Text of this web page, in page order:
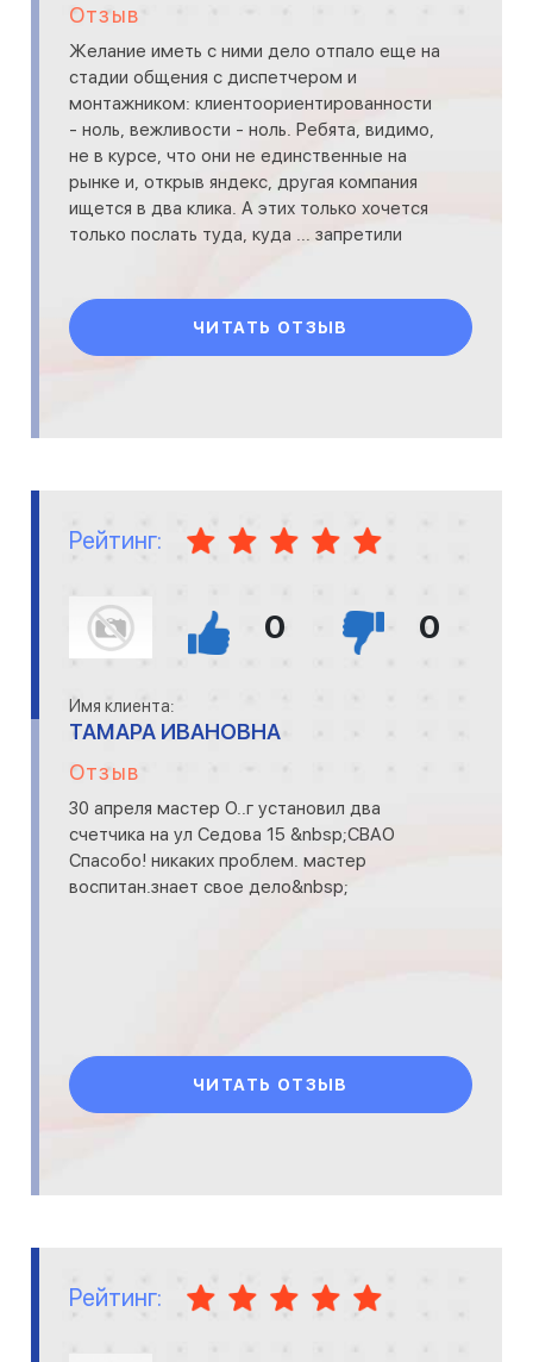
Отзыв
Желание иметь с ними дело отпало еще на
стадии общения с диспетчером и
монтажником: клиентоориентированности
- ноль, вежливости - ноль. Ребята, видимо,
не в курсе, что они не единственные на
рынке и, открыв яндекс, другая компания
ищется в два клика. А этих только хочется
только послать туда, куда ... запретили
ЧИТАТЬ ОТЗЫВ
Рейтинг:
0 0
Имя клиента:
ТАМАРА ИВАНОВНА
Отзыв
30 апреля мастер О..г установил два
счетчика на ул Седова 15 &nbsp;СВАО
Спасобо! никаких проблем. мастер
воспитан.знает свое дело&nbsp;
ЧИТАТЬ ОТЗЫВ
Рейтинг: